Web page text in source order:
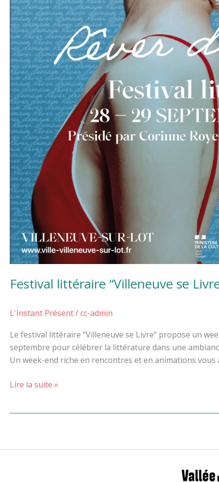
Festival littéraire “Villeneuve se
L'Instant Présent/cc-admin
Le festival littéraire “Villeneuve se Livre” propose un
septembre pour célébrer la littérature dans une
Un week-end riche en rencontres et en animations
Lire la suite »